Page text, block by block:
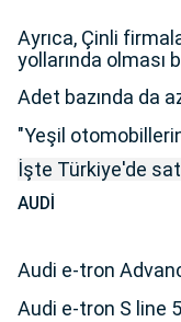
Ayrıca, Çinli
yollarında olması
Adet bazında da
"Yeşil
İşte Türkiye'de
AUDİ
Audi e-tron
Audi e-tron S line